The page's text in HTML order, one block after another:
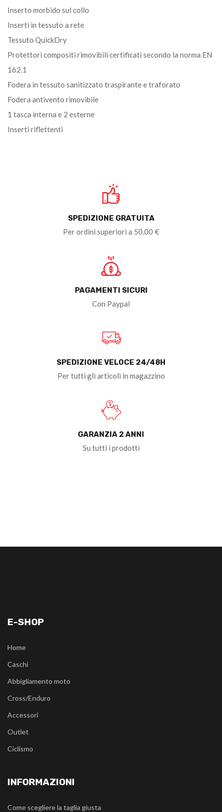
Inserto morbido sul collo
Inserti in tessuto a rete
Tessuto QuickDry
Protettori compositi rimovibili certificati secondo la norma EN
162.1
Fodera in tessuto sanitizzato traspirante e traforato
Fodera antivento rimovibile
1 tasca interna e 2 esterne
Inserti riflettenti
SPEDIZIONE GRATUITA
Per ordini superiori a 50,00 €
PAGAMENTI SICURI
Con Paypal
SPEDIZIONE VELOCE 24/48H
Per tutti gli articoli in magazzino
GARANZIA 2 ANNI
Su tutti i prodotti
E-SHOP
Home
Caschi
Abbigliamento moto
Cross/Enduro
Accessori
Outlet
Ciclismo
INFORMAZIONI
Come scegliere la taglia giusta